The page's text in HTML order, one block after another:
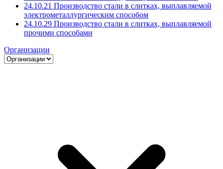
24.10.21 Производство стали в слитках, выплавляемой
электрометаллургическим способом
24.10.29 Производство стали в слитках, выплавляемой
прочими способами
Организации